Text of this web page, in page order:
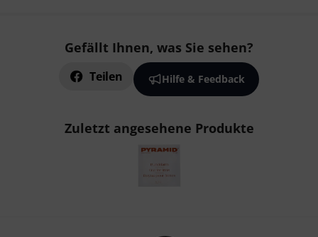
Gefällt Ihnen, was Sie sehen?
Teilen Hilfe & Feedback
Zuletzt angesehene Produkte